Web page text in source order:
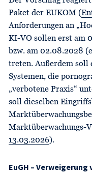
Paket der EUKOM (
Anforderungen an
KI-VO sollen erst am
bzw. am 02.08.2028
treten. Außerdem soll
Systemen, die
„verbotene Praxis“
soll dieselben
Marktüberwachungs-
13.03.2026).
EuGH –